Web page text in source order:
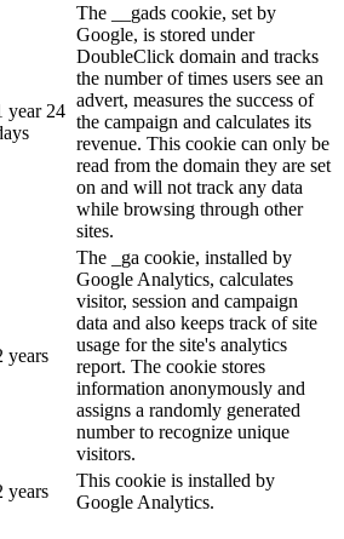
year 24
The __gads cookie, set by
Google, is stored under
DoubleClick domain and tracks
the number of times users see an
advert, measures the success of
the campaign and calculates its
revenue. This cookie can only be
read from the domain they are set
on and will not track any data
while browsing through other
sites.
years
The _ga cookie, installed by
Google Analytics, calculates
visitor, session and campaign
data and also keeps track of site
usage for the site's analytics
report. The cookie stores
information anonymously and
assigns a randomly generated
number to recognize unique
visitors.
years
This cookie is installed by
Google Analytics.